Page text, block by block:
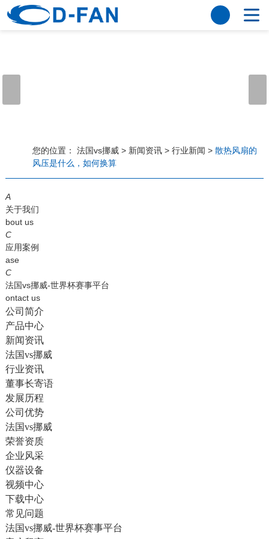
法国vs挪威
应用案例
工程案例
解决方案
新闻资讯
法国vs挪威
行业资讯
常见问题
法国vs挪威-世界杯赛事平台
您的位置： 法国vs挪威> 新闻资讯> 行业新闻 > 散热风扇的
风压是什么，如何换算
A
关于我们
bout us
C
应用案例
ase
C
法国vs挪威-世界杯赛事平台
ontact us
公司简介
产品中心
新闻资讯
法国vs挪威
行业资讯
董事长寄语
发展历程
公司优势
法国vs挪威
荣誉资质
企业风采
仪器设备
视频中心
下载中心
常见问题
法国vs挪威-世界杯赛事平台